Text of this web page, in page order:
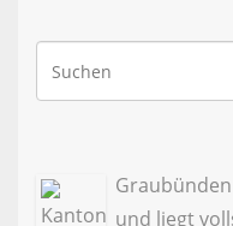
und liegt